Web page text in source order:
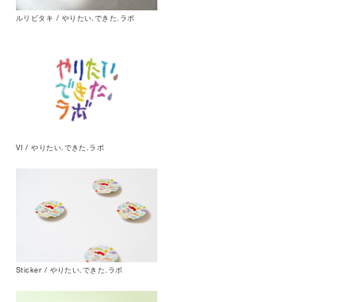
ルリビタキ / やりたい.できた.ラボ
VI / やりたい.できた.ラボ
Sticker / やりたい.できた.ラボ